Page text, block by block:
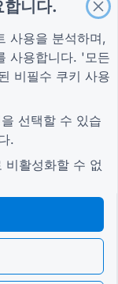
자귀
개인 정보 보호 정책
합니다.
사용을 분석하며,
사용합니다. '모든
비필수 쿠키 사용
선택할 수 있습
.
비활성화할 수 없